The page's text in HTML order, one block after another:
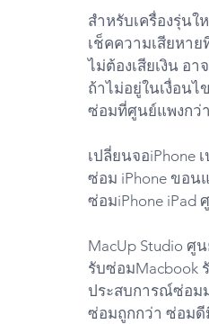
สำหรับเครื่องรุ่น
เช็คความเสียหาย
ไม่ต้องเสียเงิน อา
ถ้าไม่อยู่ในเงื่อน
ซ่อมที่ศูนย์แพงกว่
เปลี่ยนจอ
ซ่อม iPhone ขอ
ซ่อมiPhone
MacUp Studio
รับซ่อมMacbook
ประสบการณ์ซ่อม
ซ่อมถูกกว่า ซ่อม